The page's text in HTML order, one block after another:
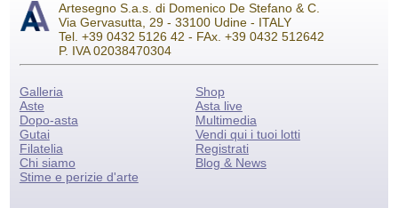
Artesegno S.a.s. di Domenico De Stefano & C.
Via Gervasutta, 29 - 33100 Udine - ITALY
Tel. +39 0432 5126 42 - FAx. +39 0432 512642
P. IVA 02038470304
Galleria
Aste
Dopo-asta
Gutai
Filatelia
Chi siamo
Stime e perizie d'arte
Shop
Asta live
Multimedia
Vendi qui i tuoi lotti
Registrati
Blog & News